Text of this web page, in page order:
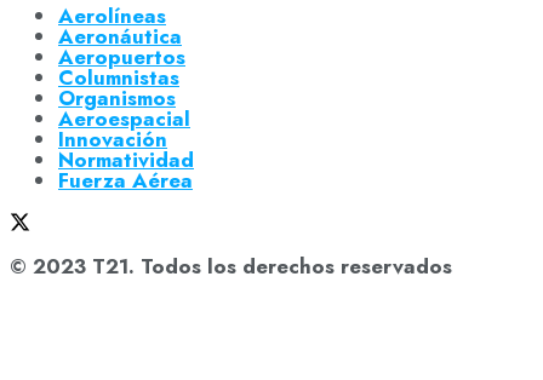
Aerolíneas
Aeronáutica
Aeropuertos
Columnistas
Organismos
Aeroespacial
Innovación
Normatividad
Fuerza Aérea
© 2023 T21. Todos los derechos reservados